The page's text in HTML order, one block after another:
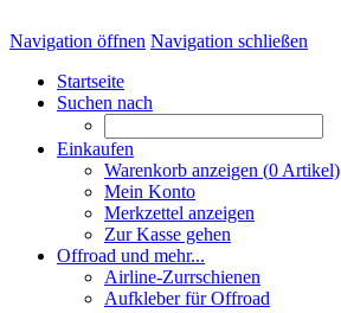
Navigation öffnen Navigation schließen
Startseite
Suchen nach
Einkaufen
Warenkorb anzeigen (0 Artikel)
Mein Konto
Merkzettel anzeigen
Zur Kasse gehen
Offroad und mehr...
Airline-Zurrschienen
Aufkleber für Offroad